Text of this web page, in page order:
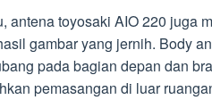
antena toyosaki AIO 220 juga
gambar yang jernih. Body
pada bagian depan dan
pemasangan di luar